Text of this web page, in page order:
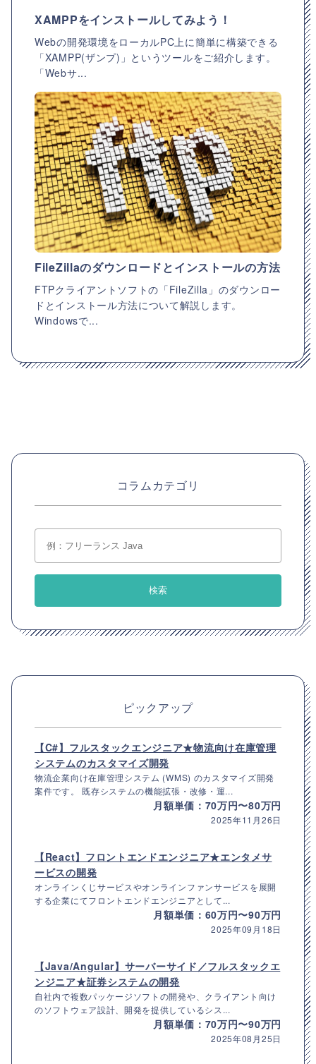
XAMPPをインストールしてみよう！
Webの開発環境をローカルPC上に簡単に構築できる
「XAMPP(ザンプ)」というツールをご紹介します。
「Webサ...
FileZillaのダウンロードとインストールの方法
FTPクライアントソフトの「FileZilla」のダウンロー
ドとインストール方法について解説します。
Windowsで...
コラムカテゴリ
ピックアップ
【C#】フルスタックエンジニア★物流向け在庫管理
システムのカスタマイズ開発
物流企業向け在庫管理システム (WMS) のカスタマイズ開発
案件です。 既存システムの機能拡張・改修・運...
月額単価：70万円〜80万円
2025年11月26日
【React】フロントエンドエンジニア★エンタメサ
ービスの開発
オンラインくじサービスやオンラインファンサービスを展開
する企業にてフロントエンドエンジニアとして...
月額単価：60万円〜90万円
2025年09月18日
【Java/Angular】サーバーサイド／フルスタックエ
ンジニア★証券システムの開発
自社内で複数パッケージソフトの開発や、クライアント向け
のソフトウェア設計、開発を提供しているシス...
月額単価：70万円〜90万円
2025年08月25日